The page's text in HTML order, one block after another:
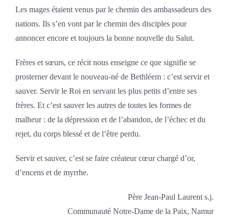
Les mages étaient venus par le chemin des ambassadeurs des
nations. Ils s’en vont par le chemin des disciples pour
annoncer encore et toujours la bonne nouvelle du Salut.
Frères et sœurs, ce récit nous enseigne ce que signifie se
prosterner devant le nouveau-né de Bethléem : c’est servir et
sauver. Servir le Roi en servant les plus petits d’entre ses
frères. Et c’est sauver les autres de toutes les formes de
malheur : de la dépression et de l’abandon, de l’échec et du
rejet, du corps blessé et de l’être perdu.
Servir et sauver, c’est se faire créateur cœur chargé d’or,
d’encens et de myrrhe.
Père Jean-Paul Laurent s.j.
Communauté Notre-Dame de la Paix, Namur